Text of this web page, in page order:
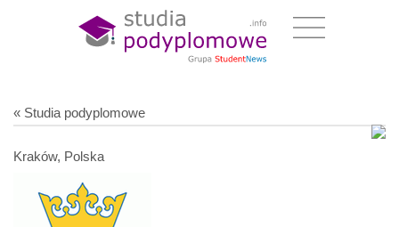
« Studia podyplomowe
Kraków, Polska